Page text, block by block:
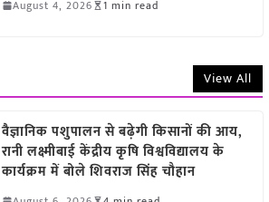
August 4, 2026 1 min read
View All
वैज्ञानिक पशुपालन से बढ़ेगी किसानों की आय,
रानी लक्ष्मीबाई केंद्रीय कृषि विश्वविद्यालय के
कार्यक्रम में बोले शिवराज सिंह चौहान